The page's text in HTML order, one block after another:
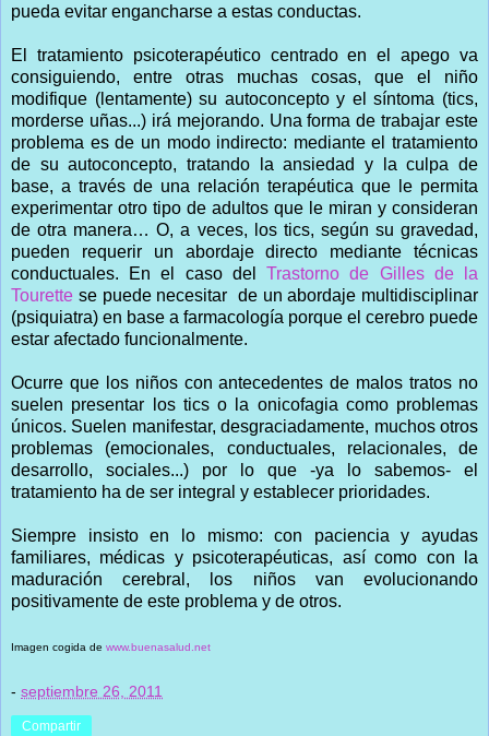
pueda evitar engancharse a estas conductas.
El tratamiento psicoterapéutico centrado en el apego va
consiguiendo, entre otras muchas cosas, que el niño
modifique (lentamente) su autoconcepto y el síntoma (tics,
morderse uñas...) irá mejorando. Una forma de trabajar este
problema es de un modo indirecto: mediante el tratamiento
de su autoconcepto, tratando la ansiedad y la culpa de
base, a través de una relación terapéutica que le permita
experimentar otro tipo de adultos que le miran y consideran
de otra manera… O, a veces, los tics, según su gravedad,
pueden requerir un abordaje directo mediante técnicas
conductuales. En el caso delTrastorno de Gilles de la
Tourette se puede necesitar de un abordaje multidisciplinar
(psiquiatra) en base a farmacología porque el cerebro puede
estar afectado funcionalmente.
Ocurre que los niños con antecedentes de malos tratos no
suelen presentar los tics o la onicofagia como problemas
únicos. Suelen manifestar, desgraciadamente, muchos otros
problemas (emocionales, conductuales, relacionales, de
desarrollo, sociales...) por lo que -ya lo sabemos- el
tratamiento ha de ser integral y establecer prioridades.
Siempre insisto en lo mismo: con paciencia y ayudas
familiares, médicas y psicoterapéuticas, así como con la
maduración cerebral, los niños van evolucionando
positivamente de este problema y de otros.
Imagen cogida de www.buenasalud.net
- septiembre 26, 2011
Compartir